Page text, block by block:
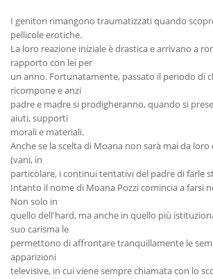
I genitori rimangono traumatizzati quando
pellicole erotiche.
La loro reazione iniziale è drastica e arrivano a
rapporto con lei per
un anno. Fortunatamente, passato il periodo di
ricompone e anzi
padre e madre si prodigheranno, quando si
aiuti, supporti
morali e materiali.
Anche se la scelta di Moana non sarà mai da
(vani, in
particolare, i continui tentativi del padre di farle
Intanto il nome di Moana Pozzi comincia a farsi
Non solo in
quello dell'hard, ma anche in quello più
suo carisma le
permettono di affrontare tranquillamente le
apparizioni
televisive, in cui viene sempre chiamata con lo